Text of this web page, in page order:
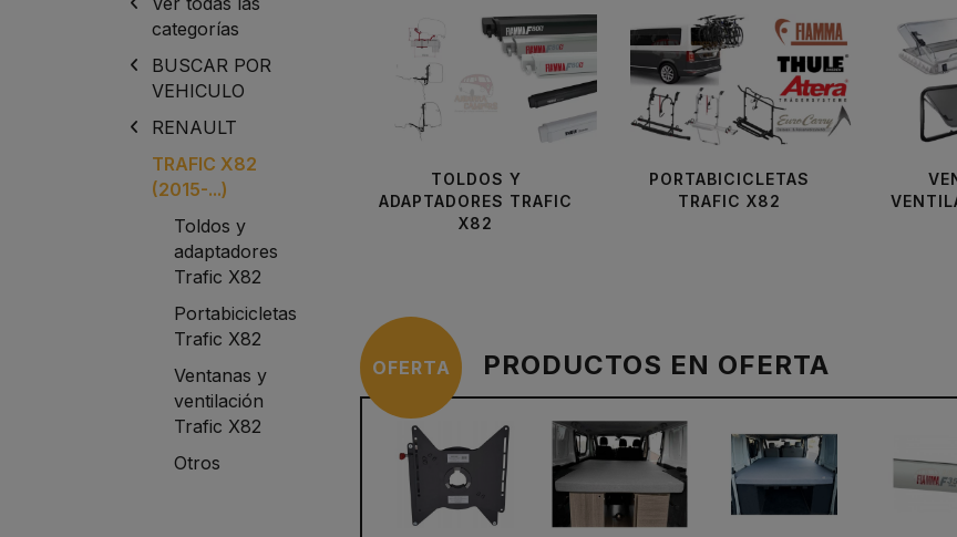
TOLDOS Y
ADAPTADORES TRAFIC
X82
PORTABICICLETAS
TRAFIC X82
OFERTA PRODUCTOS EN OFERTA
categorías
BUSCAR POR
VEHICULO
RENAULT
TRAFIC X82
(2015-...)
Toldos y
adaptadores
Trafic X82
Portabicicletas
Trafic X82
Ventanas y
ventilación
Trafic X82
Otros